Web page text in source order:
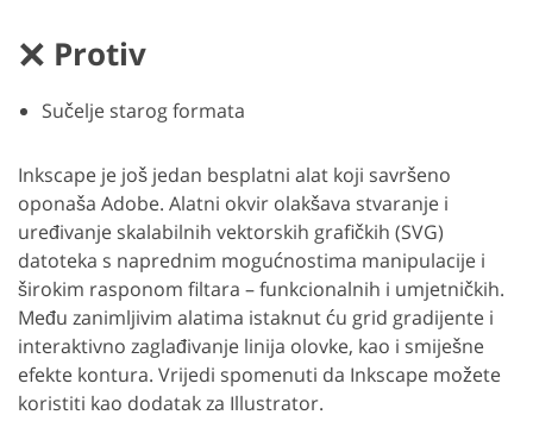
Protiv
Sučelje starog formata
Inkscape je još jedan besplatni alat koji savršeno
oponaša Adobe. Alatni okvir olakšava stvaranje i
uređivanje skalabilnih vektorskih grafičkih (SVG)
datoteka s naprednim mogućnostima manipulacije i
širokim rasponom filtara – funkcionalnih i umjetničkih.
Među zanimljivim alatima istaknut ću grid gradijente i
interaktivno zaglađivanje linija olovke, kao i smiješne
efekte kontura. Vrijedi spomenuti da Inkscape možete
koristiti kao dodatak za Illustrator.